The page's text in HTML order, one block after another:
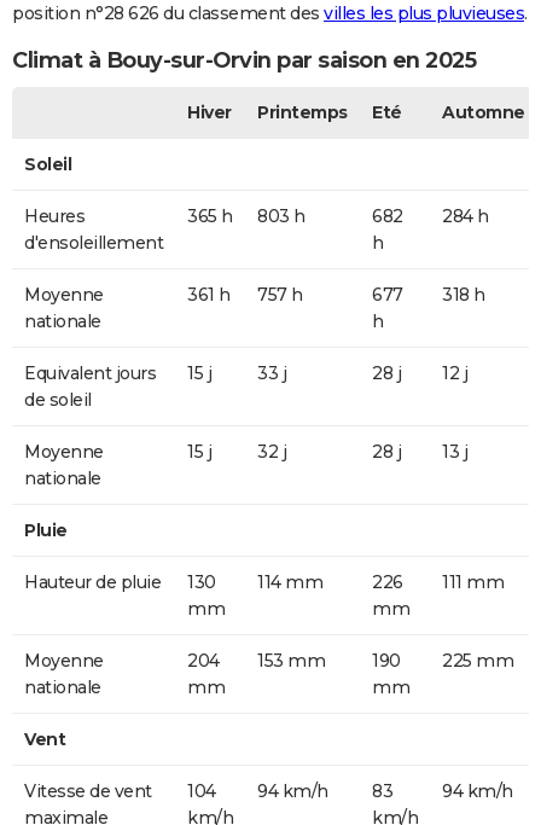
position n°28 626 du classement des villes les plus pluvieuses.
Climat à Bouy-sur-Orvin par saison en 2025
Hiver Printemps Eté Automne
Soleil
Heures
d'ensoleillement
365 h 803 h
682
h
284 h
Moyenne
nationale
361 h 757 h
677
h
318 h
Equivalent jours
de soleil
15 j 33 j 28 j 12 j
Moyenne
nationale
15 j 32 j 28 j 13 j
Pluie
Hauteur de pluie
130
mm
114 mm
226
mm
111 mm
Moyenne
nationale
204
mm
153 mm
190
mm
225 mm
Vent
Vitesse de vent
maximale
104
km/h
94 km/h
83
km/h
94 km/h